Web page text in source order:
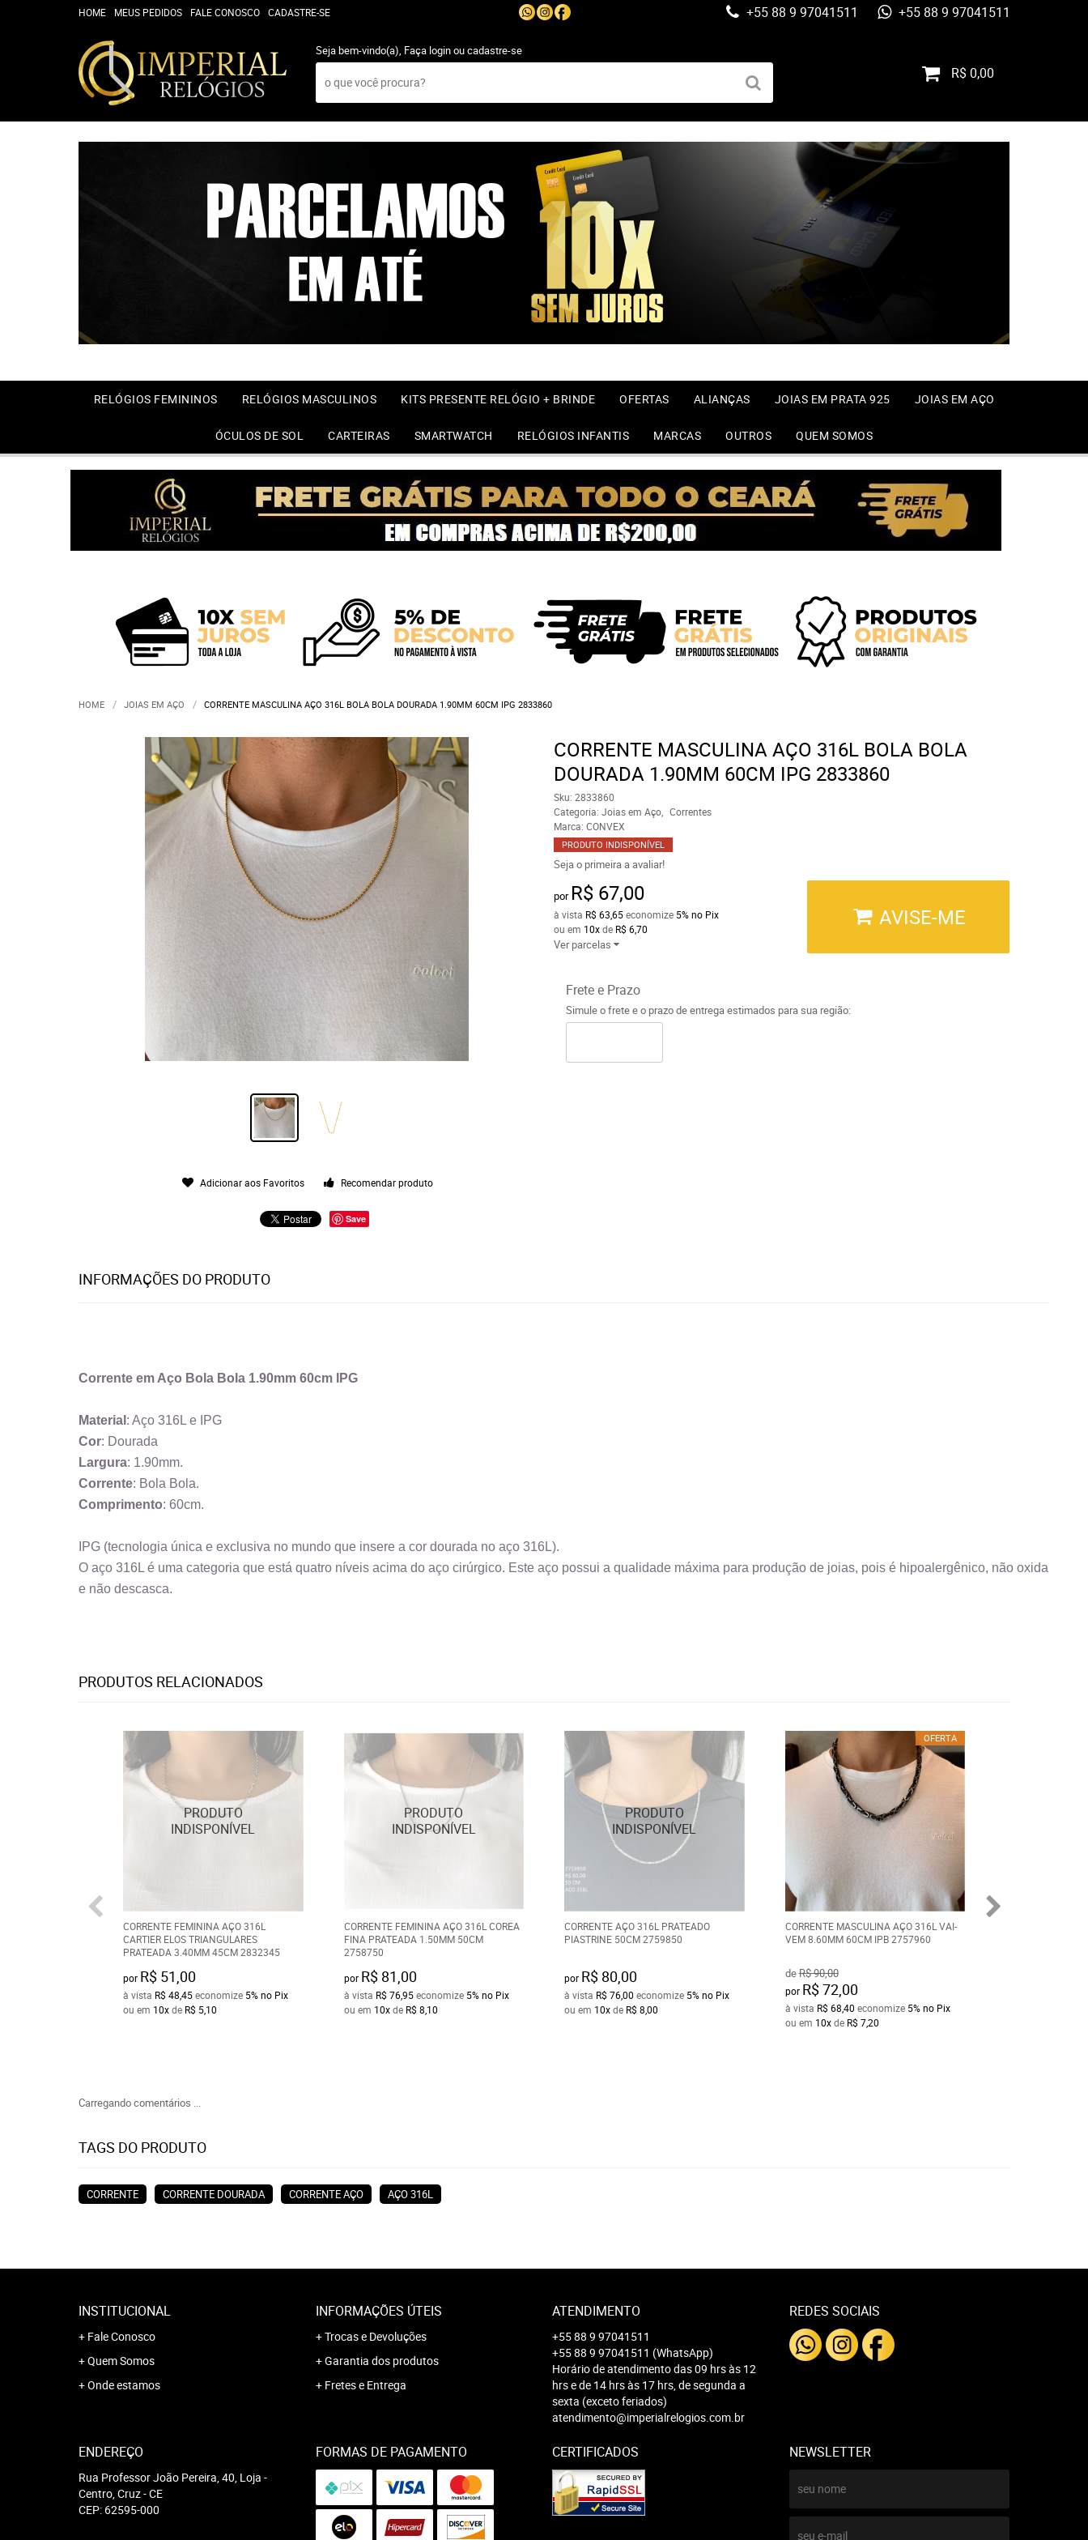
HOME MEUS PEDIDOS FALE CONOSCO CADASTRE-SE +55 88 9 97041511 +55 88 9 97041511
Seja bem-vindo(a), Faça loginoucadastre-se
R$ 0,00
RELÓGIOS FEMININOS RELÓGIOS MASCULINOS KITS PRESENTE RELÓGIO + BRINDE OFERTAS ALIANÇAS JOIAS EM PRATA 925 JOIAS EM AÇO
ÓCULOS DE SOL CARTEIRAS SMARTWATCH RELÓGIOS INFANTIS MARCAS OUTROS QUEM SOMOS
HOME JOIAS EM AÇO CORRENTE MASCULINA AÇO 316L BOLA BOLA DOURADA 1.90MM 60CM IPG 2833860
Adicionar aos Favoritos Recomendar produto
Save
CORRENTE MASCULINA AÇO 316L BOLA BOLA
DOURADA 1.90MM 60CM IPG 2833860
Sku: 2833860
Categoria: Joias em Aço
Correntes
Marca: CONVEX
PRODUTO INDISPONÍVEL
Seja o primeira a avaliar!
por R$ 67,00
à vista R$ 63,65economize 5% no Pix
ou em 10xde R$ 6,70
Ver parcelas
AVISE-ME
Frete e Prazo
Simule o frete e o prazo de entrega estimados para sua região:
INFORMAÇÕES DO PRODUTO
Corrente em Aço Bola Bola 1.90mm 60cm IPG
Material : Aço 316L e IPG
Cor: Dourada
Largura: 1.90mm.
Corrente: Bola Bola.
Comprimento: 60cm.
IPG (tecnologia única e exclusiva no mundo que insere a cor dourada no aço 316L).
O aço 316L é uma categoria que está quatro níveis acima do aço cirúrgico. Este aço possui a qualidade máxima para produção de joias, pois é hipoalergênico, não oxida
e não descasca.
PRODUTOS RELACIONADOS
CORRENTE FEMININA AÇO 316L
CARTIER ELOS TRIANGULARES
PRATEADA 3.40MM 45CM 2832345
por R$ 51,00
à vista R$ 48,45economize 5%no Pix
ou em 10xde R$ 5,10
CORRENTE FEMININA AÇO 316L COREA
FINA PRATEADA 1.50MM 50CM
2758750
por R$ 81,00
à vista R$ 76,95economize 5% no Pix
ou em 10xde R$ 8,10
CORRENTE AÇO 316L PRATEADO
PIASTRINE 50CM 2759850
por R$ 80,00
à vista R$ 76,00 economize 5%no Pix
ou em 10xde R$ 8,00
OFERTA
CORRENTE MASCULINA AÇO 316L VAI-
VEM 8.60MM 60CM IPB 2757960
deR$ 90,00
por R$ 72,00
à vista R$ 68,40 economize 5% no Pix
ou em 10xde R$ 7,20
Carregando comentários ...
TAGS DO PRODUTO
CORRENTE CORRENTE DOURADA CORRENTE AÇO AÇO 316L
INSTITUCIONAL
Fale Conosco
Quem Somos
Onde estamos
INFORMAÇÕES ÚTEIS
Trocas e Devoluções
Garantia dos produtos
Fretes e Entrega
ATENDIMENTO
+55 88 9 97041511
+55 88 9 97041511 (WhatsApp)
Horário de atendimento das 09 hrs às 12
hrs e de 14 hrs às 17 hrs, de segunda a
sexta (exceto feriados)
atendimento@imperialrelogios.com.br
REDES SOCIAIS
ENDEREÇO
Rua Professor João Pereira, 40, Loja -
Centro, Cruz-CE
CEP: 62595-000
FORMAS DE PAGAMENTO CERTIFICADOS NEWSLETTER